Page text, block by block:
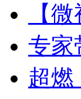
【
专家
超燃